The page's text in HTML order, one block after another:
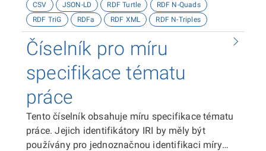
CSV JSON-LD RDF Turtle
RDF N-Quads
RDF TriG
RDFa RDF XML RDF N-Triples
Číselník pro míru
specifikace tématu
práce
Tento číselník obsahuje míru specifikace tématu
práce. Jejich identifikátory IRI by měly být
používány pro jednoznačnou identifikaci míry